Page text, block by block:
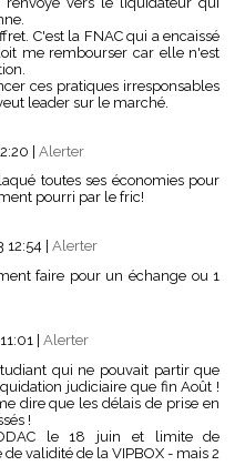
C'est la FNAC qui a encaissé
me rembourser car elle n'est
ces pratiques irresponsables
leader sur le marché.
| Alerter
toutes ses économies pour
pourri par le fric!
12:54
Alerter
faire pour un échange ou 1
Alerter
qui ne pouvait partir que
judiciaire que fin Août !
dire que les délais de prise en
!
le 18 juin et limite de
validité de la VIPBOX - mais 2